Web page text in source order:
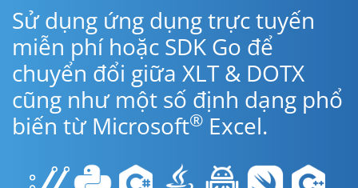
Sử dụng ứng dụng trực tuyến
miễn phí hoặc SDK Go để
chuyển đổi giữa XLT & DOTX
cũng như một số định dạng phổ
biến từ Microsoft® Excel.